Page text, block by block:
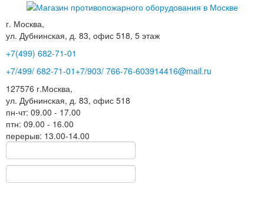
г. Москва,
ул. Дубнинская, д. 83, офис 518, 5 этаж
+7(499) 682-71-01
+7/499/ 682-71-01 +7/903/ 766-76-603914416@mail.ru
127576 г.Москва,
ул. Дубнинская, д. 83, офис 518
пн-чт: 09.00 - 17.00
птн: 09.00 - 16.00
перерыв: 13.00-14.00